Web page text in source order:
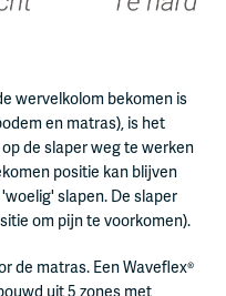
wervelkolom bekomen is
en matras), is het
de slaper weg te werken
positie kan blijven
slapen. De slaper
om pijn te voorkomen).
de matras. Een Waveflex®
uit 5 zones met